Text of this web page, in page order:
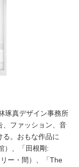
琢真デザイン事務所
、ファッション、音
る。おもな作品に
）、「田根剛:
ー・間）、「The